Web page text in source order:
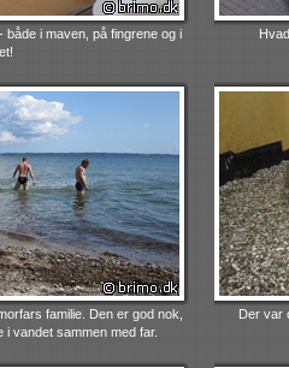
i maven, på fingrene og i
familie. Den er god nok,
vandet sammen med far.
Der var